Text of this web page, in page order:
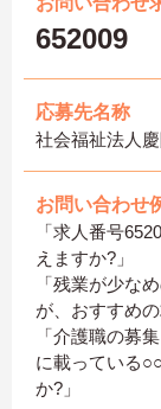
652009
応募先名称
社会福祉法人
お問い合わせ
「求人番号
えますか?」
「残業が少な
が、おすすめ
「介護職の募
に載っている
か?」